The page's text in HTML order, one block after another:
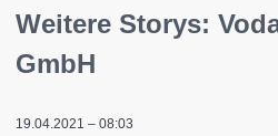
Weitere Storys:
GmbH
19.04.2021 – 08:03